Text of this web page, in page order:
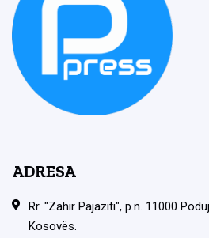
ADRESA
Rr. "Zahir Pajaziti", p.n. 11000
Kosovës.